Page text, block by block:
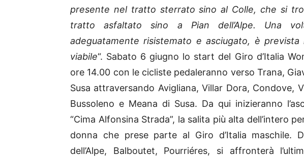
presente nel tratto sterrato sino al Colle, che si
tratto asfaltato sino a Pian dell’Alpe. Una
adeguatamente risistemato e asciugato, è
viabile“. Sabato 6 giugno lo start del Giro d’Italia
ore 14.00 con le cicliste pedaleranno verso Trana,
Susa attraversando Avigliana, Villar Dora, Condove,
Bussoleno e Meana di Susa. Da qui inizieranno
“Cima Alfonsina Strada”, la salita più alta dell’intero
donna che prese parte al Giro d’Italia maschile.
dell’Alpe, Balboutet, Pourriéres, si affronterà